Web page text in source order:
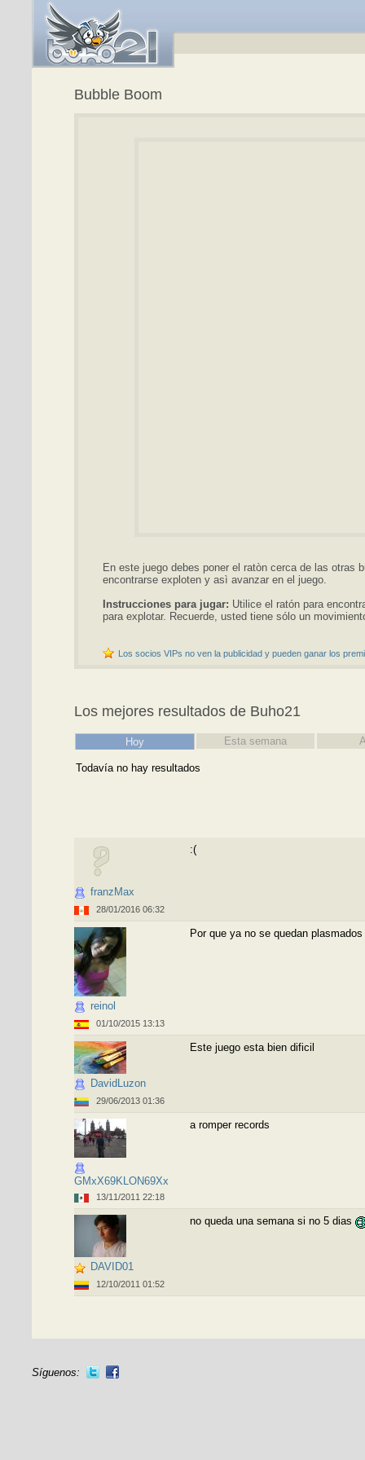
Bubble Boom
En este juego debes poner el ratòn cerca de las otras
encontrarse exploten y asì avanzar en el juego.
Instrucciones para jugar: Utilice el ratón para
para explotar. Recuerde, usted tiene sólo un
Los socios VIPs no ven la publicidad y pueden ganar los
Los mejores resultados de Buho21
Hoy Esta semana
Todavía no hay resultados
franzMax
28/01/2016 06:32
:(
reinol
01/10/2015 13:13
Por que ya no se quedan
DavidLuzon
29/06/2013 01:36
Este juego esta bien dificil
GMxX69KLON69Xx
13/11/2011 22:18
a romper records
DAVID01
12/10/2011 01:52
no queda una semana si no 5 dias
Síguenos: